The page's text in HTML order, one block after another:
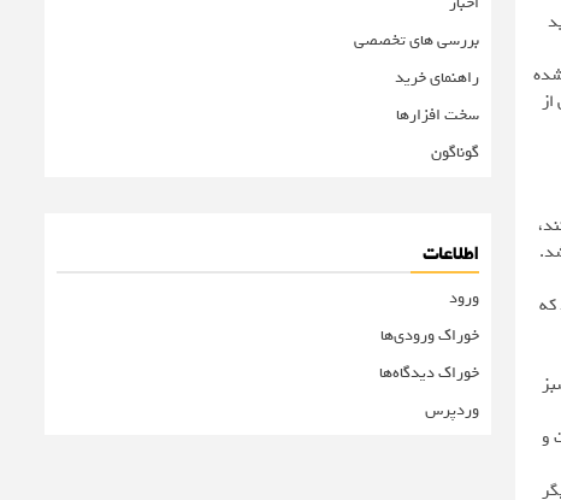
که
و
بررسی های تخصصی
راهنمای خرید
سخت افزارها
گوناگون
اطلاعات
ورود
خوراک ورودی‌ها
خوراک دیدگاه‌ها
وردپرس